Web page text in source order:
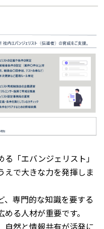
「エバンジェリスト」
えで大きな力を発揮しま
、専門的な知識を要する
る人材が重要です。
自然と情報共有が活発に